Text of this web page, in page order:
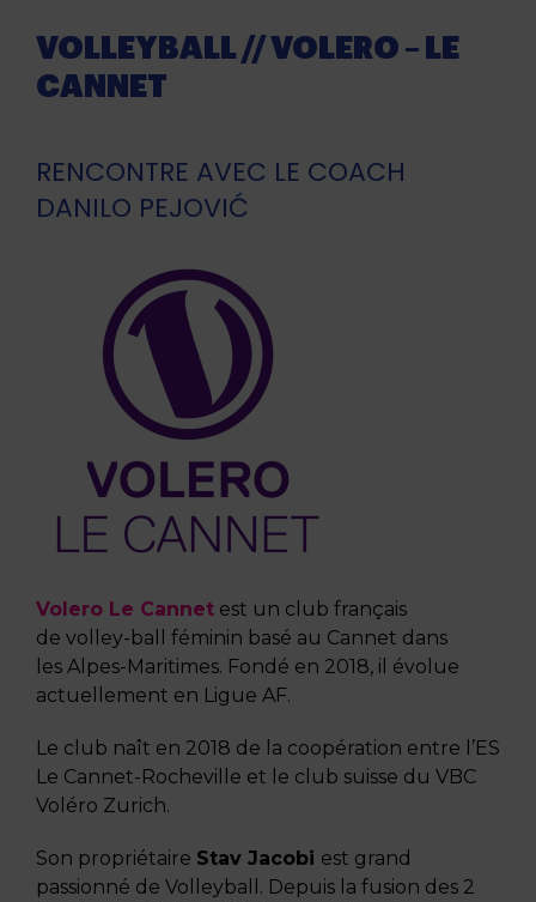
VOLLEYBALL // VOLERO – LE
CANNET
RENCONTRE AVEC LE COACH
DANILO PEJOVIĆ
Volero Le Cannet est un club français
de volley-ball féminin basé au Cannet dans
les Alpes-Maritimes. Fondé en 2018, il évolue
actuellement en Ligue AF.
Le club naît en 2018 de la coopération entre l’ES
Le Cannet-Rocheville et le club suisse du VBC
Voléro Zurich.
Son propriétaire Stav Jacobi est grand
passionné de Volleyball. Depuis la fusion des 2